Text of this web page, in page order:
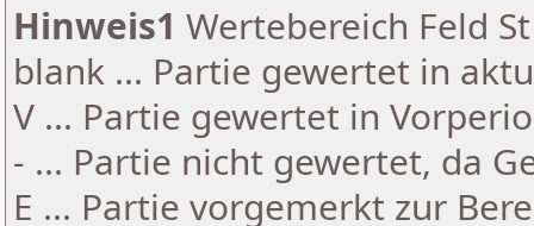
Hinweis1 Wertebereich Feld
blank ... Partie gewertet in
V ... Partie gewertet in
- ... Partie nicht gewertet, da
E ... Partie vorgemerkt zur